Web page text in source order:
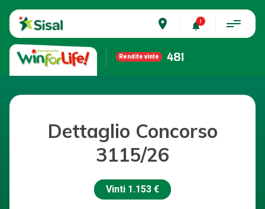
place
Rendite vinte 481
Dettaglio Concorso
3115/26
Vinti 1.153 €